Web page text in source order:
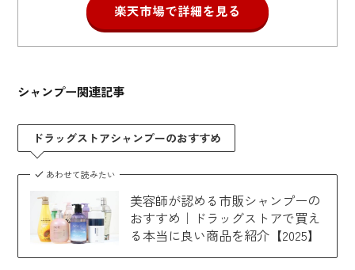
楽天市場で詳細を見る
シャンプー関連記事
ドラッグストアシャンプーのおすすめ
あわせて読みたい
美容師が認める市販シャンプーの
おすすめ｜ドラッグストアで買え
る本当に良い商品を紹介【2025】